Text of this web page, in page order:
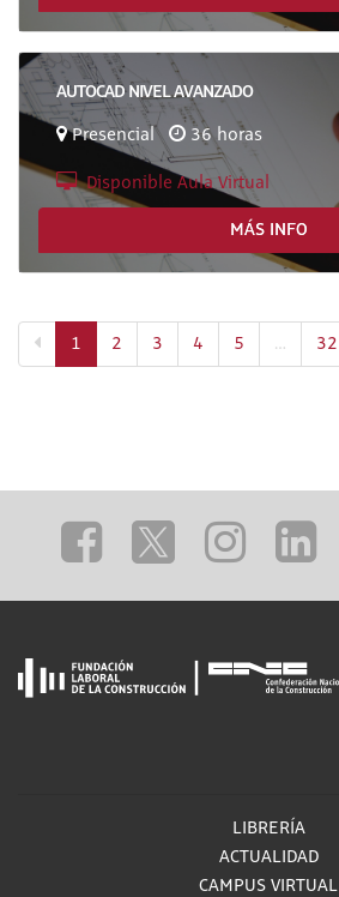
AUTOCAD NIVEL AVANZADO
Presencial 36 horas
Disponible Aula Virtual
MÁS INFO
1 (actual)
2 3 4 5 … 32
LIBRERÍA
ACTUALIDAD
CAMPUS VIRTUAL